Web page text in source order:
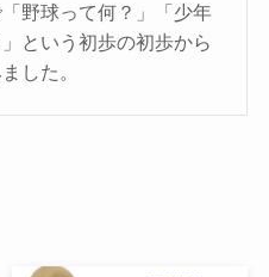
野球って何？」「少年
という初歩の初歩から
した。